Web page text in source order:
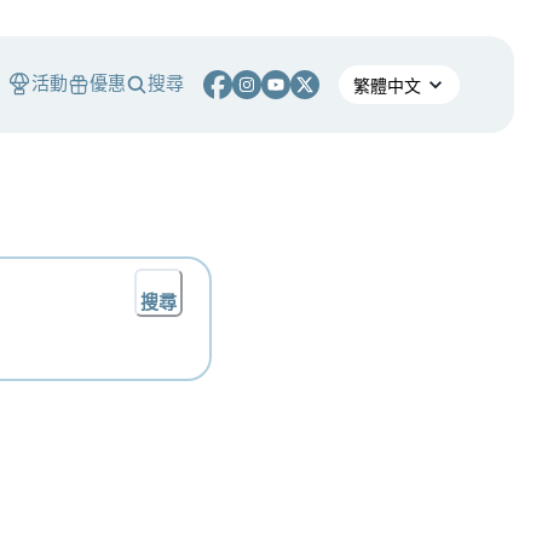
活動 優惠 搜尋
搜尋